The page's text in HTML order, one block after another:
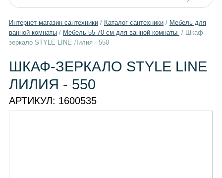
Интернет-магазин сантехники/ Каталог сантехники/ Мебель для
ванной комнаты/ Мебель 55-70 см для ванной комнаты / Шкаф-
зеркало STYLE LINE Лилия - 550
ШКАФ-ЗЕРКАЛО STYLE LINE
ЛИЛИЯ - 550
АРТИКУЛ: 1600535